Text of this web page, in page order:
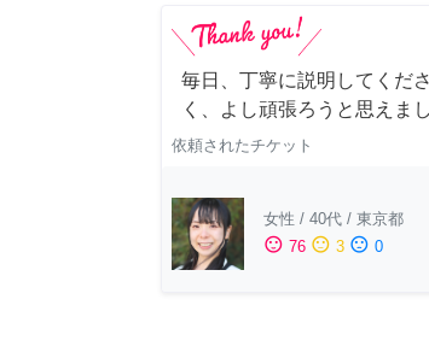
毎日、丁寧に説明してくだ
く、よし頑張ろうと思えま
依頼されたチケット
女性 / 40代 / 東京都
sentiment_satisfied 76 sentiment_neutral 3 sentiment_dissatisfied 0